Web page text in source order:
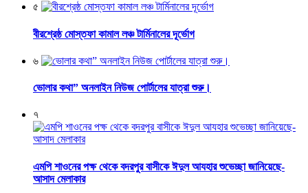
৫
বীরশ্রেষ্ঠ মোস্তফা কামাল লঞ্চ টার্মিনালের দূর্ভোগ
৬
ভোলার কথা” অনলাইন নিউজ পোর্টালের যাত্রা শুরু।
৭
এমপি শাওনের পক্ষ থেকে বদরপুর বাসীকে ঈদুল আযহার শুভেচ্ছা জানিয়েছে-
আসাদ মেলাকার